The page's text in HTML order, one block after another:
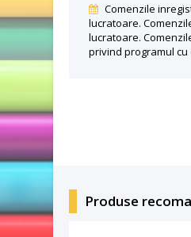
Comenzile
lucratoare.
lucratoare.
privind programul
Produse